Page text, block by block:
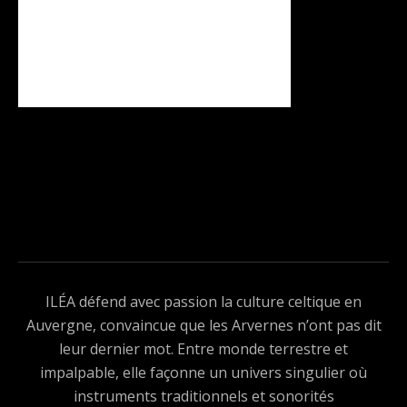
ILÉA défend avec passion la culture celtique en
Auvergne, convaincue que les Arvernes n’ont pas dit
leur dernier mot. Entre monde terrestre et
impalpable, elle façonne un univers singulier où
instruments traditionnels et sonorités